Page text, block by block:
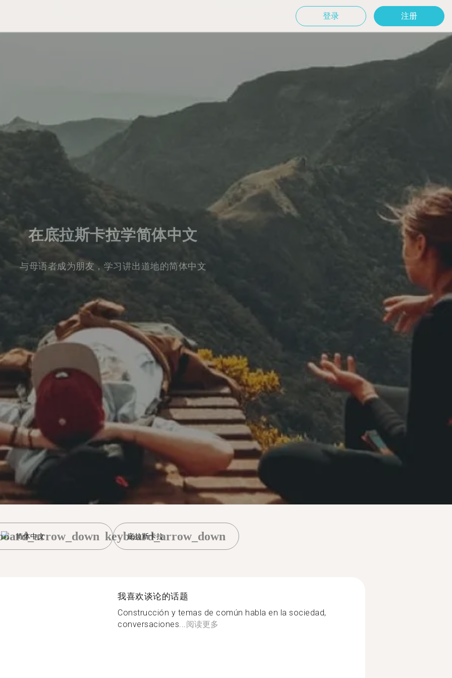
登录 注册
在底拉斯卡拉学简体中文
与母语者成为朋友，学习讲出道地的简体中文
简体中文 底拉斯卡拉
keyboard_arrow_down
我喜欢谈论的话题
Construcción y temas de común habla en la sociedad,
conversaciones...阅读更多